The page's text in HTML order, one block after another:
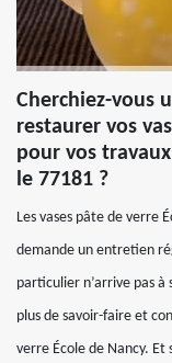
Cherchiez-vous
restaurer vos
pour vos
le 77181 ?
Les vases pâte de verre
demande un entretien
particulier n’arrive pas
plus de savoir-faire et
verre École de Nancy. Et